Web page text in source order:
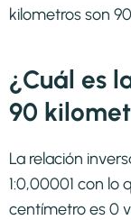
kilometros son
¿Cuál es
90
La relación
1:0,00001 con lo
centímetro es 0